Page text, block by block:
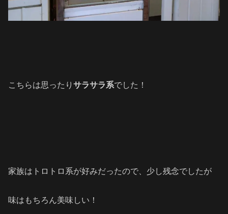
こちらは思ったり サラサラ系でした！
家族はトロトロ系が好みだったので、少し残念でしたが
味はもちろん美味しい！